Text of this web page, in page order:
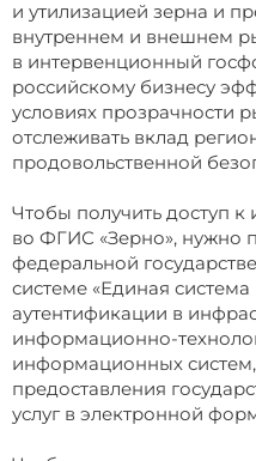
и утилизацией зерна и
внутреннем и внешнем
в интервенционный
российскому бизнесу
условиях прозрачности
отслеживать вклад
продовольственной
Чтобы получить доступ
во ФГИС «Зерно», нужно
федеральной
системе «Единая
аутентификации в
информационно-
информационных
предоставления
услуг в электронной